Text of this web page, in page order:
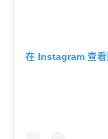
在 Instagram 查